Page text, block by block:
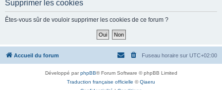
Supprimer les cookies
Êtes-vous sûr de vouloir supprimer les cookies de ce forum ?
Accueil du forum Fuseau horaire sur UTC+02:00
Développé parphpBB® Forum Software © phpBB Limited
Traduction française officielle ©Qiaeru